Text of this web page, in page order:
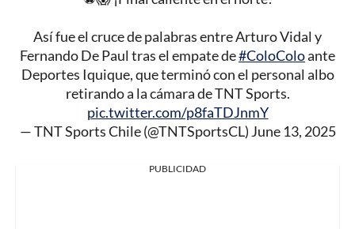
Así fue el cruce de palabras entre Arturo Vidal y
Fernando De Paul tras el empate de#ColoColoante
Deportes Iquique, que terminó con el personal albo
retirando a la cámara de TNT Sports.
pic.twitter.com/p8faTDJnmY
— TNT Sports Chile (@TNTSportsCL) June 13, 2025
PUBLICIDAD